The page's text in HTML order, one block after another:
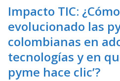
Impacto TIC:
evolucionado las
colombianas en
tecnologías y en
pyme hace clic’?